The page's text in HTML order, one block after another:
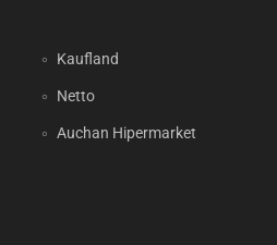
Kaufland
Netto
Auchan Hipermarket